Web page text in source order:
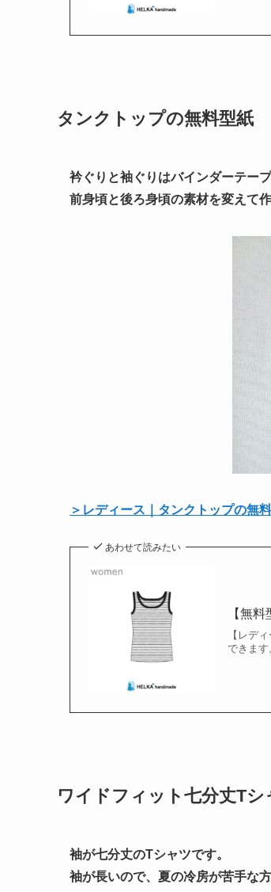
タンクトップの無料型紙
衿ぐりと袖ぐりはバインダーテー
前身頃と後ろ身頃の素材を変えて
＞レディース｜タンクトップの無
あわせて読みたい
【無
【レデ
できま
ワイドフィット七分丈T
袖が七分丈のTシャツです。
袖が長いので、夏の冷房が苦手な